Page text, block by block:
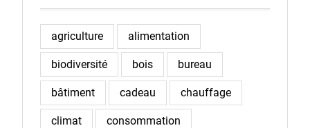
agriculture alimentation
biodiversité bois bureau
bâtiment cadeau chauffage
climat consommation